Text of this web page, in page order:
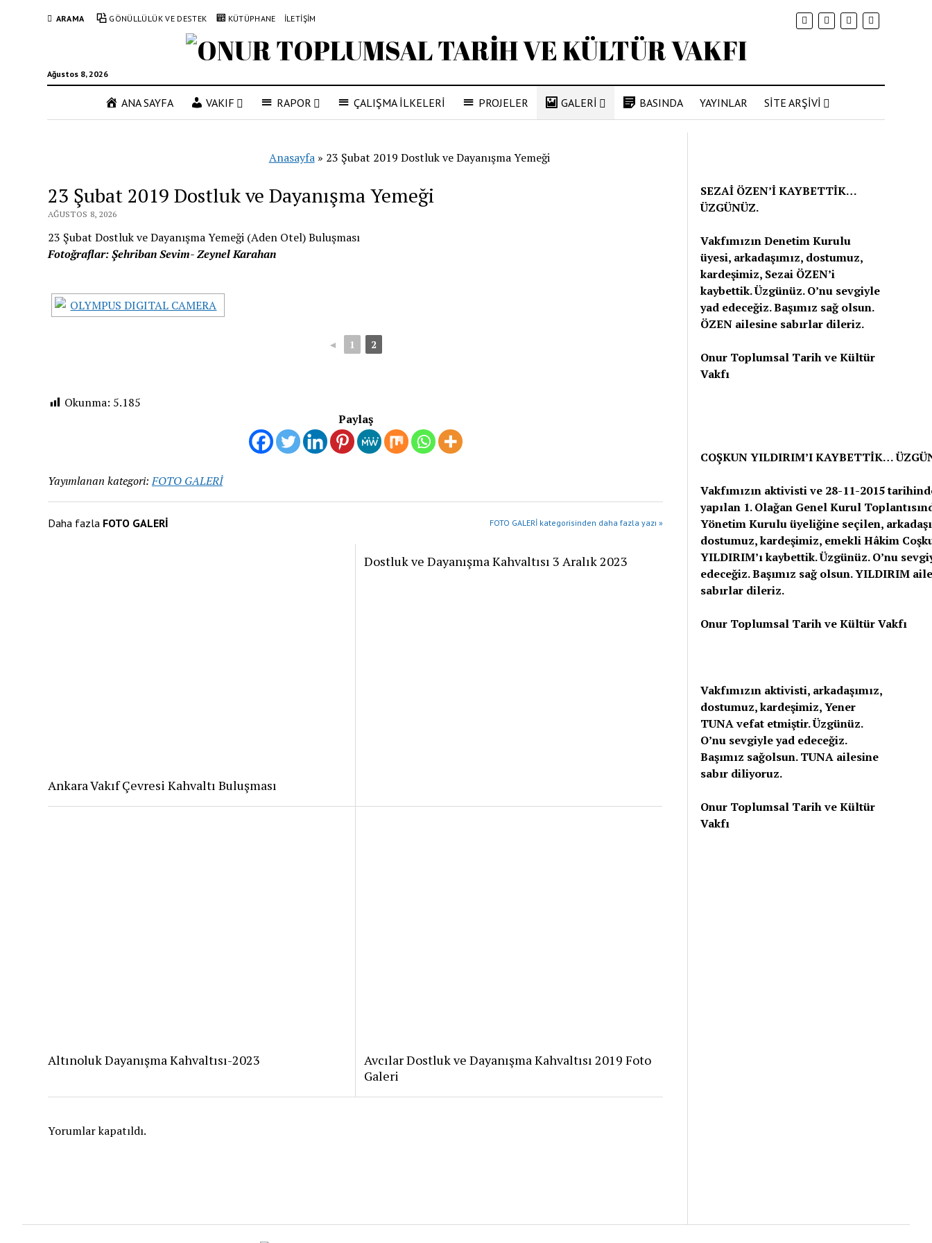
ARAMA GÖNÜLLÜLÜK VE DESTEK KÜTÜPHANE İLETİŞİM
Ağustos 8, 2026
ANA SAYFA VAKIF RAPOR ÇALIŞMA İLKELERİ PROJELER GALERİ BASINDA YAYINLAR SİTE ARŞİVİ
Anasayfa» 23 Şubat 2019 Dostluk ve Dayanışma Yemeği
23 Şubat 2019 Dostluk ve Dayanışma Yemeği
AĞUSTOS 8, 2026
23 Şubat Dostluk ve Dayanışma Yemeği (Aden Otel) Buluşması
Fotoğraflar: Şehriban Sevim- Zeynel Karahan
◄ 1 2
Okunma: 5.185
Paylaş
Yayımlanan kategori: FOTO GALERİ
Daha fazla FOTO GALERİ FOTO GALERİ kategorisinden daha fazla yazı »
Ankara Vakıf Çevresi Kahvaltı Buluşması
Dostluk ve Dayanışma Kahvaltısı 3 Aralık 2023
Altınoluk Dayanışma Kahvaltısı-2023
Avcılar Dostluk ve Dayanışma Kahvaltısı 2019 Foto
Galeri
Yorumlar kapatıldı.
SEZAİ ÖZEN’İ KAYBETTİK…
ÜZGÜNÜZ.
Vakfımızın Denetim Kurulu
üyesi, arkadaşımız, dostumuz,
kardeşimiz, Sezai ÖZEN’i
kaybettik. Üzgünüz. O’nu sevgiyle
yad edeceğiz. Başımız sağ olsun.
ÖZEN ailesine sabırlar dileriz.
Onur Toplumsal Tarih ve Kültür
Vakfı
COŞKUN YILDIRIM’I KAYBETTİK…
Vakfımızın aktivisti ve 28-11-2015
yapılan 1. Olağan Genel Kurul
Yönetim Kurulu üyeliğine seçilen,
dostumuz, kardeşimiz, emekli Hâkim
YILDIRIM’ı kaybettik. Üzgünüz. O’nu
edeceğiz. Başımız sağ olsun. YILDIRIM
sabırlar dileriz.
Onur Toplumsal Tarih ve Kültür Vakfı
Vakfımızın aktivisti, arkadaşımız,
dostumuz, kardeşimiz, Yener
TUNA vefat etmiştir. Üzgünüz.
O’nu sevgiyle yad edeceğiz.
Başımız sağolsun. TUNA ailesine
sabır diliyoruz.
Onur Toplumsal Tarih ve Kültür
Vakfı